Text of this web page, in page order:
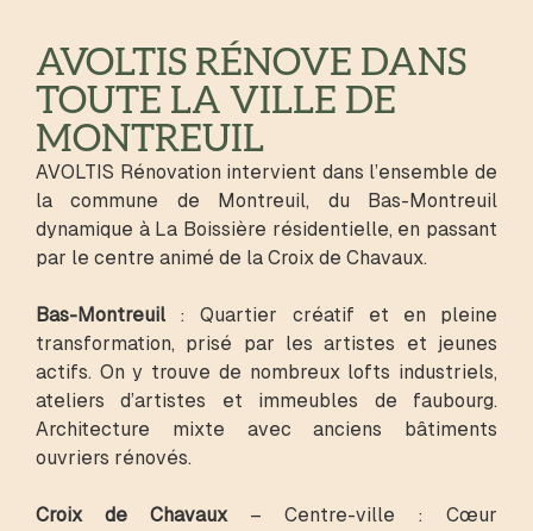
AVOLTIS RÉNOVE DANS
TOUTE LA VILLE DE
MONTREUIL
AVOLTIS Rénovation intervient dans l’ensemble de
la commune de Montreuil, du Bas-Montreuil
dynamique à La Boissière résidentielle, en passant
par le centre animé de la Croix de Chavaux.
Bas-Montreuil : Quartier créatif et en pleine
transformation, prisé par les artistes et jeunes
actifs. On y trouve de nombreux lofts industriels,
ateliers d’artistes et immeubles de faubourg.
Architecture mixte avec anciens bâtiments
ouvriers rénovés.
Croix de Chavaux– Centre-ville : Cœur